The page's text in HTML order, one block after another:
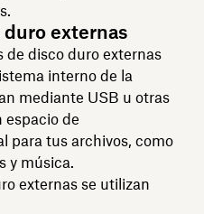
duro externas
de disco duro externas
interno de la
mediante USB u otras
espacio de
para tus archivos, como
y música.
externas se utilizan